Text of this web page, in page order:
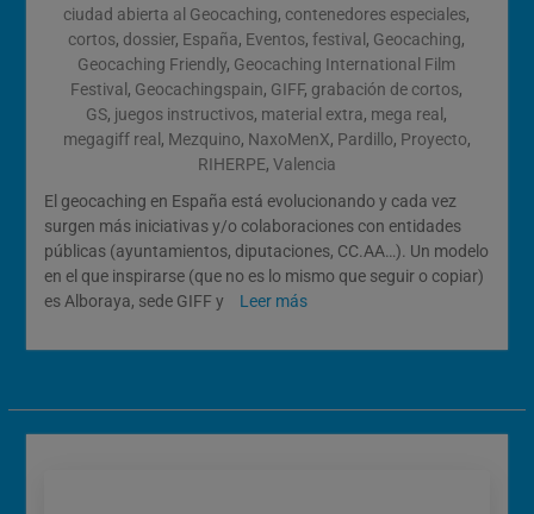
ciudad abierta al Geocaching, contenedores especiales,
cortos, dossier, España, Eventos,festival , Geocaching,
Geocaching Friendly, Geocaching International Film
Festival , Geocachingspain, GIFF, grabación de cortos,
GS, juegos instructivos, material extra, mega real ,
megagiff real , Mezquino, NaxoMenX, Pardillo, Proyecto,
RIHERPE, Valencia
El geocaching en España está evolucionando y cada vez
surgen más iniciativas y/o colaboraciones con entidades
públicas (ayuntamientos, diputaciones, CC.AA…). Un modelo
en el que inspirarse (que no es lo mismo que seguir o copiar)
es Alboraya, sede GIFF y
Leer más